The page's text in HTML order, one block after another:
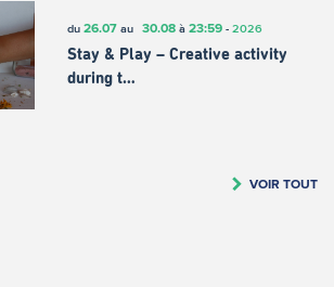
du 26.07au 30.08à 23:59- 2026
Stay & Play – Creative activity
during t…
VOIR TOUT